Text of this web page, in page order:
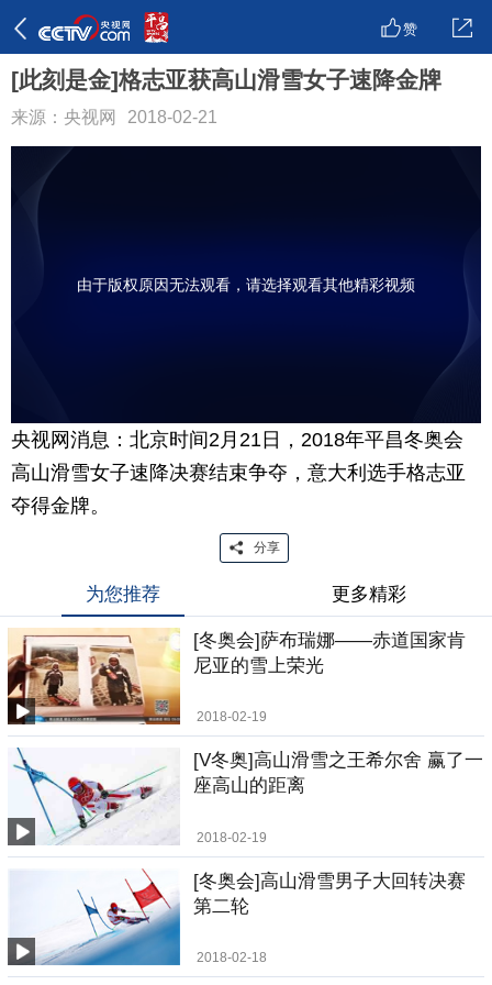
赞
[此刻是金]格志亚获高山滑雪女子速降金牌
来源：央视网 2018-02-21
由于版权原因无法观看，请选择观看其他精彩视频
央视网消息：北京时间2月21日，2018年平昌冬奥会
高山滑雪女子速降决赛结束争夺，意大利选手格志亚
夺得金牌。
分享
为您推荐 更多精彩
[冬奥会]萨布瑞娜——赤道国家肯
尼亚的雪上荣光
2018-02-19
[V冬奥]高山滑雪之王希尔舍 赢了一
座高山的距离
2018-02-19
[冬奥会]高山滑雪男子大回转决赛
第二轮
2018-02-18